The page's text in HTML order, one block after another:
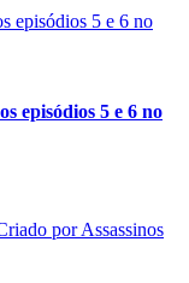
episódios 5 e 6 no
por Assassinos